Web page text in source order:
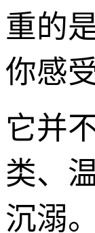
重的
你感
它并
类、
沉溺